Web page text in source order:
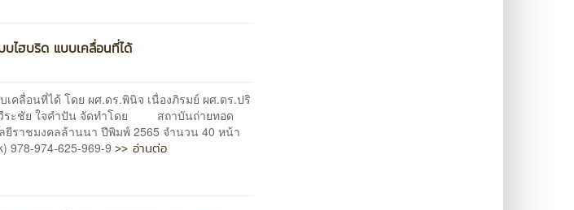
บไฮบริด แบบเคลื่อนที่ได้
คลื่อนที่ได้ โดย ผศ.ดร.พินิจ เนื่องภิรมย์ ผศ.ดร.ปริ
ระชัย ใจคำปัน จัดทำโดย สถาบันถ่ายทอด
ราชมงคลล้านนา ปีพิมพ์ 2565 จำนวน 40 หน้า
978-974-625-969-9>> อ่านต่อ